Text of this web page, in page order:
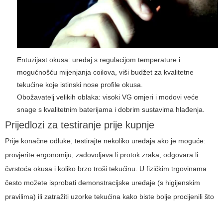
Entuzijast okusa: uređaj s regulacijom temperature i
mogućnošću mijenjanja coilova, viši budžet za kvalitetne
tekućine koje istinski nose profile okusa.
Obožavatelj velikih oblaka: visoki VG omjeri i modovi veće
snage s kvalitetnim baterijama i dobrim sustavima hlađenja.
Prijedlozi za testiranje prije kupnje
Prije konačne odluke, testirajte nekoliko uređaja ako je moguće:
provjerite ergonomiju, zadovoljava li protok zraka, odgovara li
čvrstoća okusa i koliko brzo troši tekućinu. U fizičkim trgovinama
često možete isprobati demonstracijske uređaje (s higijenskim
pravilima) ili zatražiti uzorke tekućina kako biste bolje procijenili što